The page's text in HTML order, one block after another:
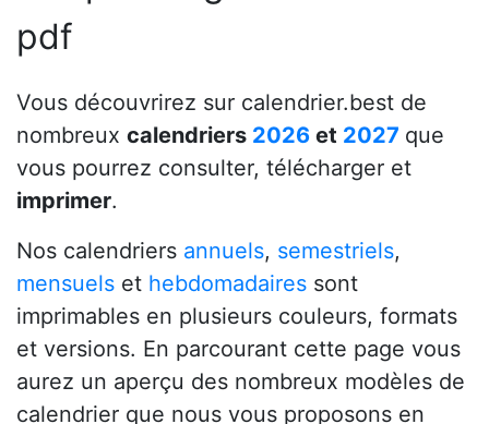
pdf
Vous découvrirez sur calendrier.best de
nombreux calendriers 2026 et 2027 que
vous pourrez consulter, télécharger et
imprimer.
Nos calendriers annuels, semestriels,
mensuels et hebdomadaires sont
imprimables en plusieurs couleurs, formats
et versions. En parcourant cette page vous
aurez un aperçu des nombreux modèles de
calendrier que nous vous proposons en